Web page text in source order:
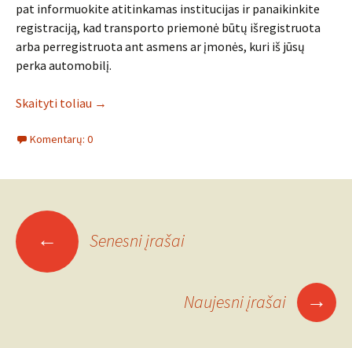
pat informuokite atitinkamas institucijas ir panaikinkite
registraciją, kad transporto priemonė būtų išregistruota
arba perregistruota ant asmens ar įmonės, kuri iš jūsų
perka automobilį.
Skaityti toliau →
Komentarų: 0
Įrašo
navigacija
← Senesni įrašai
Naujesni įrašai →